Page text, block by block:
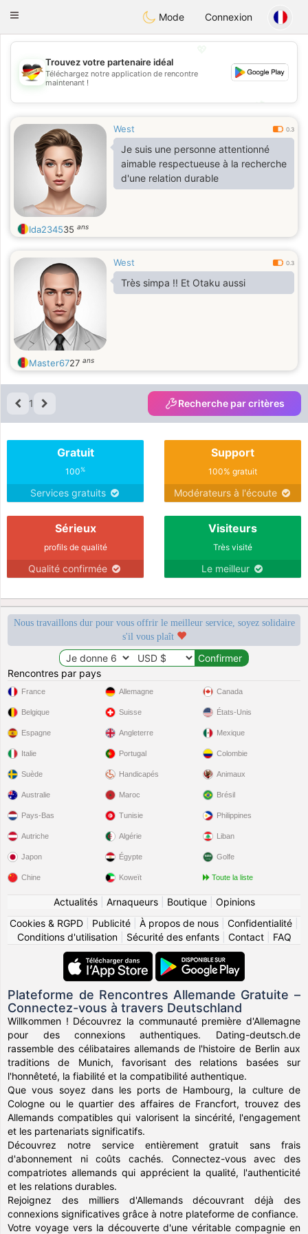
DeutschDating
Toggle
Mode Connexion
💖
💕
Trouvez votre partenaire idéal
Téléchargez notre application de rencontre
maintenant !
West 0.3
Je suis une personne attentionné
aimable respectueuse à la recherche
d'une relation durable
Ida234535 ans
West 0.3
Très simpa !! Et Otaku aussi
Master6727 ans
1 Recherche par critères
Gratuit
100%
Services gratuits
Support
100% gratuit
Modérateurs à l'écoute
Sérieux
profils de qualité
Qualité confirmée
Visiteurs
Très visité
Le meilleur
Nous travaillons dur pour vous offrir le meilleur service, soyez solidaire
s'il vous plaît
Rencontres par pays
France
Belgique
Espagne
Italie
Suède
Allemagne
Suisse
Angleterre
Portugal
Handicapés
Canada
États-Unis
Mexique
Colombie
Animaux
Australie
Pays-Bas
Autriche
Japon
Chine
Maroc
Tunisie
Algérie
Égypte
Koweït
Brésil
Philippines
Liban
Golfe
Toute la liste
Actualités| Arnaqueurs| Boutique| Opinions
Cookies & RGPD
Publicité À propos de nous Confidentialité
Conditions d'utilisation| Sécurité des enfants| Contact| FAQ
Plateforme de Rencontres Allemande Gratuite –
Connectez-vous à travers Deutschland
Willkommen ! Découvrez la communauté première d'Allemagne
pour des connexions authentiques. Dating-deutsch.de
rassemble des célibataires allemands de l'histoire de Berlin aux
traditions de Munich, favorisant des relations basées sur
l'honnêteté, la fiabilité et la compatibilité authentique.
Que vous soyez dans les ports de Hambourg, la culture de
Cologne ou le quartier des affaires de Francfort, trouvez des
Allemands compatibles qui valorisent la sincérité, l'engagement
et les partenariats significatifs.
Découvrez notre service entièrement gratuit sans frais
d'abonnement ni coûts cachés. Connectez-vous avec des
compatriotes allemands qui apprécient la qualité, l'authenticité
et les relations durables.
Rejoignez des milliers d'Allemands découvrant déjà des
connexions significatives grâce à notre plateforme de confiance.
Votre voyage vers la découverte d'une véritable compagnie en